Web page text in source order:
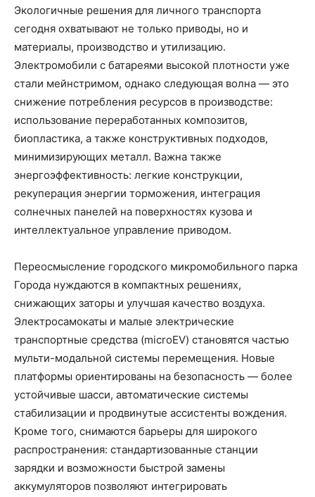
Экологичные решения для личного транспорта
сегодня охватывают не только приводы, но и
материалы, производство и утилизацию.
Электромобили с батареями высокой плотности уже
стали мейнстримом, однако следующая волна — это
снижение потребления ресурсов в производстве:
использование переработанных композитов,
биопластика, а также конструктивных подходов,
минимизирующих металл. Важна также
энергоэффективность: легкие конструкции,
рекуперация энергии торможения, интеграция
солнечных панелей на поверхностях кузова и
интеллектуальное управление приводом.
Переосмысление городского микромобильного парка
Города нуждаются в компактных решениях,
снижающих заторы и улучшая качество воздуха.
Электросамокаты и малые электрические
транспортные средства (microEV) становятся частью
мульти-модальной системы перемещения. Новые
платформы ориентированы на безопасность — более
устойчивые шасси, автоматические системы
стабилизации и продвинутые ассистенты вождения.
Кроме того, снимаются барьеры для широкого
распространения: стандартизованные станции
зарядки и возможности быстрой замены
аккумуляторов позволяют интегрировать